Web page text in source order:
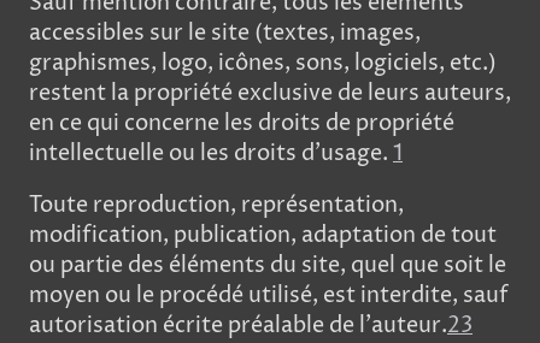
accessibles sur le site (textes, images,
graphismes, logo, icônes, sons, logiciels, etc.)
restent la propriété exclusive de leurs auteurs,
en ce qui concerne les droits de propriété
intellectuelle ou les droits d’usage. 1
Toute reproduction, représentation,
modification, publication, adaptation de tout
ou partie des éléments du site, quel que soit le
moyen ou le procédé utilisé, est interdite, sauf
autorisation écrite préalable de l’auteur.23